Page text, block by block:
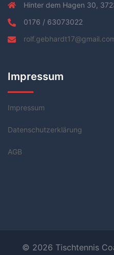
Hinter dem Hagen 30,
0176 / 63073022
Impressum
Impressum
Datenschutzerklärung
AGB
© 2026 Tischtennis